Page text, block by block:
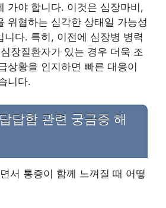
가야 합니다. 이것은 심장마비,
위협하는 심각한 상태일 가능성
니다. 특히, 이전에 심장병 병력
장질환자가 있는 경우 더욱 조
상황을 인지하면 빠른 대응이
니다.
답함 관련 궁금증 해
서 통증이 함께 느껴질 때 어떻